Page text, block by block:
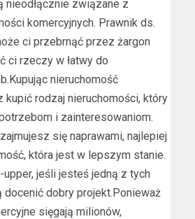
nieodłącznie związane z
komercyjnych. Prawnik ds.
ci przebrnąć przez żargon
ci rzeczy w łatwy do
nieruchomość
kupić rodzaj nieruchomości, który
i zainteresowaniom.
się naprawami, najlepiej
która jest w lepszym stanie.
jeśli jesteś jedną z tych
dobry projekt.Ponieważ
sięgają milionów,